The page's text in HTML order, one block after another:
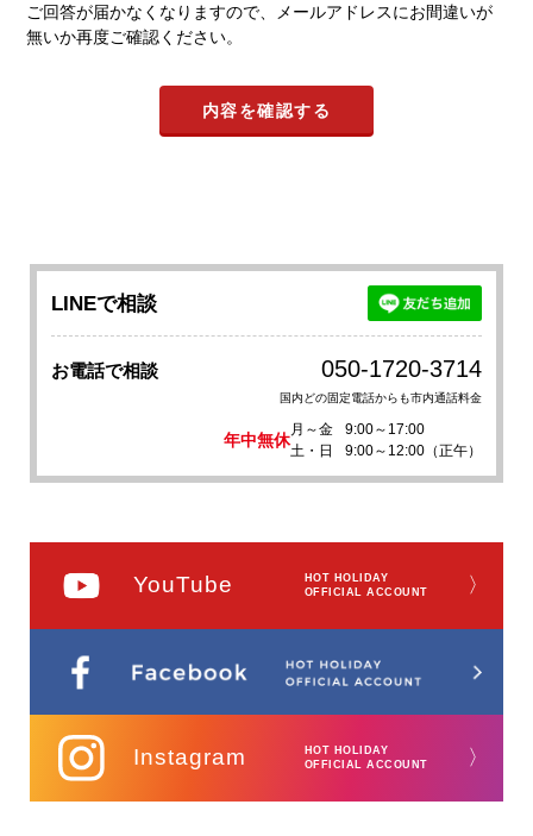
ご回答が届かなくなりますので、メールアドレスにお間違いが
無いか再度ご確認ください。
LINEで相談
お電話で相談 050-1720-3714
国内どの固定電話からも市内通話料金
年中無休
月～金
9:00～17:00
土・日
9:00～12:00（正午）
YouTube
HOT HOLIDAY
OFFICIAL ACCOUNT
〉
Instagram
HOT HOLIDAY
OFFICIAL ACCOUNT
〉